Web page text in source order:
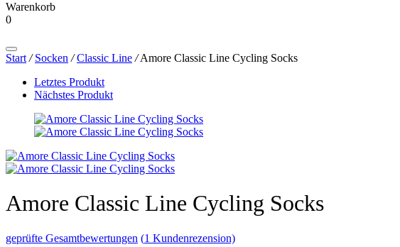
Warenkorb
0
search
Start / Socken / Classic Line /Amore Classic Line Cycling Socks
Letztes Produkt
Nächstes Produkt
Amore Classic Line Cycling Socks
geprüfte Gesamtbewertungen (1 Kundenrezension)